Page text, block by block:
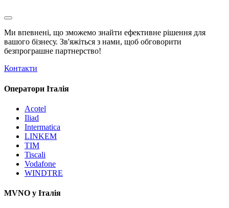
Ми впевнені, що зможемо знайти ефективне рішення для
вашого бізнесу. Зв'яжіться з нами, щоб обговорити
безпрограшне партнерство!
Контакти
Оператори Італія
Acotel
Iliad
Intermatica
LINKEM
TIM
Tiscali
Vodafone
WINDTRE
MVNO у Італія